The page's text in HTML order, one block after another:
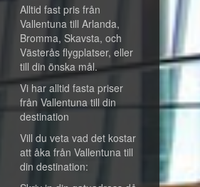
Alltid fast pris från
Vallentuna till Arlanda,
Bromma, Skavsta, och
Västerås flygplatser, eller
till din önska mål.
Vi har alltid fasta priser
från Vallentuna till din
destination
Vill du veta vad det kostar
att åka från Vallentuna till
din destination: